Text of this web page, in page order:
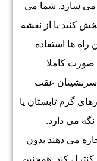
می سازد. شما می
کنید یا از نقشه
ها استفاده
صورت کاملا
سرنشینان عقب
گرم تابستان یا
می دارد.
می دهند بدون
کند. همچنین